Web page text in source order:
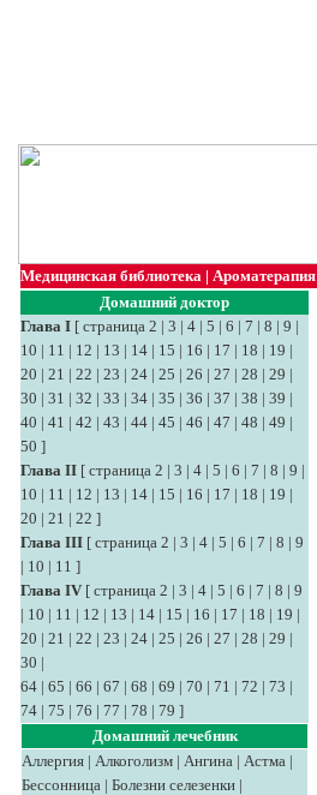
Медицинская библиотека | Ароматерапия
Домашний доктор
Глава I [ страница 2 | 3 | 4 | 5 | 6 | 7 | 8 | 9 |
10 | 11 | 12 | 13 | 14 | 15 | 16 | 17 | 18 | 19 |
20 | 21 | 22 | 23 | 24 | 25 | 26 | 27 | 28 | 29 |
30 | 31 | 32 | 33 | 34 | 35 | 36 | 37 | 38 | 39 |
40 | 41 | 42 | 43 | 44 | 45 | 46 | 47 | 48 | 49 |
50 ]
Глава II [ страница 2 | 3 | 4 | 5 | 6 | 7 | 8 | 9 |
10 | 11 | 12 | 13 | 14 | 15 | 16 | 17 | 18 | 19 |
20 | 21 | 22 ]
Глава III [ страница 2 | 3 | 4 | 5 | 6 | 7 | 8 | 9
| 10 | 11 ]
Глава IV [ страница 2 | 3 | 4 | 5 | 6 | 7 | 8 | 9
| 10 | 11 | 12 | 13 | 14 | 15 | 16 | 17 | 18 | 19 |
20 | 21 | 22 | 23 | 24 | 25 | 26 | 27 | 28 | 29 |
30 |
64 | 65 | 66 | 67 | 68 | 69 | 70 | 71 | 72 | 73 |
74 | 75 | 76 | 77 | 78 | 79 ]
Домашний лечебник
Аллергия | Алкоголизм | Ангина | Астма |
Бессонница | Болезни селезенки |